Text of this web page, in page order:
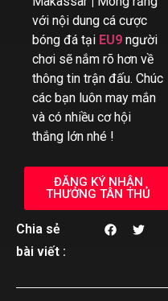
với nội dung cá cược
bóng đá tại EU9 người
chơi sẽ nắm rõ hơn về
thông tin trận đấu. Chúc
các bạn luôn may mắn
và có nhiều cơ hội
thắng lớn nhé !
ĐĂNG KÝ NHẬN
THƯỞNG TÂN THỦ
Chia sẻ
bài viết :